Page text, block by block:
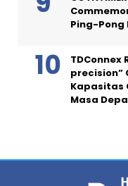
Ping-Pong
TDConnex
precision”
Kapasitas
Masa